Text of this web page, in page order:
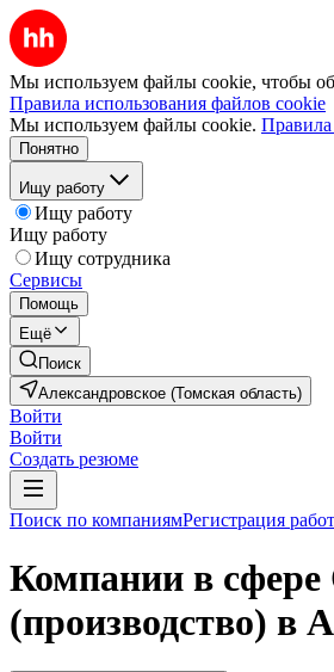
Мы используем файлы cookie, чтобы
Правила использования файлов cookie
Мы используем файлы cookie. Правила
Понятно
Ищу работу
Ищу работу
Ищу работу
Ищу сотрудника
Сервисы
Помощь
Ещё
Поиск
Александровское (Томская область)
Войти
Войти
Создать резюме
Поиск по компаниямРегистрация
Компании в
(производство) в